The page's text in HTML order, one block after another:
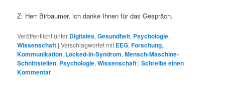
Z: Herr Birbaumer, ich danke Ihnen für das Gespräch.
Veröffentlicht unter Digitales,Gesundheit, Psychologie,
Wissenschaft |Verschlagwortet mit EEG,Forschung,
Kommunikation, Locked-In-Syndrom,Mensch-Maschine-
Schnittstellen, Psychologie,Wissenschaft |Schreibe einen
Kommentar